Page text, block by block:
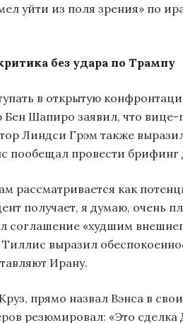
уйти из поля зрения» по
без удара по Трампу
в открытую
Бен Шапиро заявил, что
Линдси Грэм также
пообещал провести брифинг
рассматривается как
получает, я думаю, очень
соглашение «худшим
выразил
Ирану.
прямо назвал Вэнса в
резюмировал: «Это